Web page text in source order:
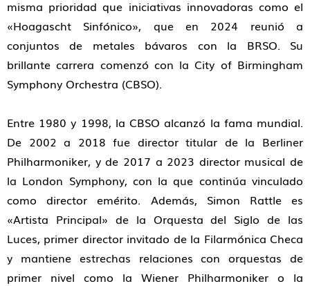
misma prioridad que iniciativas innovadoras como el
«Hoagascht Sinfónico», que en 2024 reunió a
conjuntos de metales bávaros con la BRSO. Su
brillante carrera comenzó con la City of Birmingham
Symphony Orchestra (CBSO).
Entre 1980 y 1998, la CBSO alcanzó la fama mundial.
De 2002 a 2018 fue director titular de la Berliner
Philharmoniker, y de 2017 a 2023 director musical de
la London Symphony, con la que continúa vinculado
como director emérito. Además, Simon Rattle es
«Artista Principal» de la Orquesta del Siglo de las
Luces, primer director invitado de la Filarmónica Checa
y mantiene estrechas relaciones con orquestas de
primer nivel como la Wiener Philharmoniker o la